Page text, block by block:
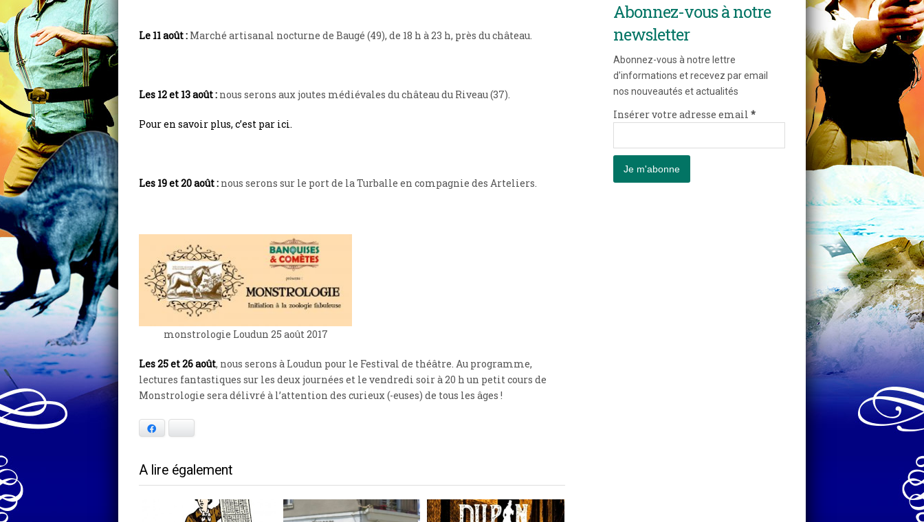
Le 11 août : Marché artisanal nocturne de Baugé (49), de 18 h à 23 h, près du château.
Les 12 et 13 août : nous serons aux joutes médiévales du château du Riveau (37).
Pour en savoir plus, c’est par ici.
Les 19 et 20 août : nous serons sur le port de la Turballe en compagnie des Arteliers.
monstrologie Loudun 25 août 2017
Les 25 et 26 août, nous serons à Loudun pour le Festival de théâtre. Au programme,
lectures fantastiques sur les deux journées et le vendredi soir à 20 h un petit cours de
Monstrologie sera délivré à l’attention des curieux (-euses) de tous les âges !
A lire également
Abonnez-vous à notre
newsletter
Abonnez-vous à notre lettre
d'informations et recevez par email
nos nouveautés et actualités
Insérer votre adresse email *